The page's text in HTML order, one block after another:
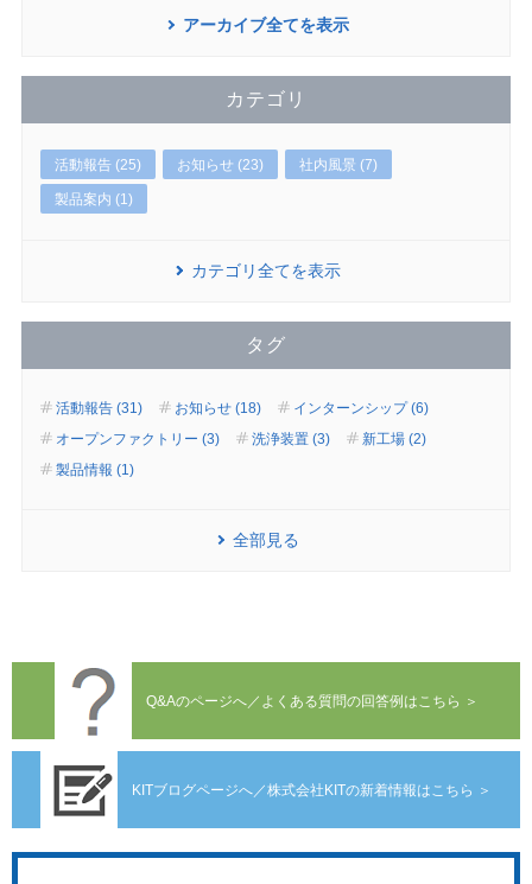
アーカイブ全てを表示
カテゴリ
活動報告 (25) お知らせ (23) 社内風景 (7)
製品案内 (1)
カテゴリ全てを表示
タグ
活動報告 (31) お知らせ (18)
インターンシップ (6)
オープンファクトリー (3)
洗浄装置 (3)
新工場 (2)
製品情報 (1)
全部見る
Q&Aのページへ／よくある質問の回答例はこちら ＞
KITブログページへ／株式会社KITの新着情報はこちら ＞